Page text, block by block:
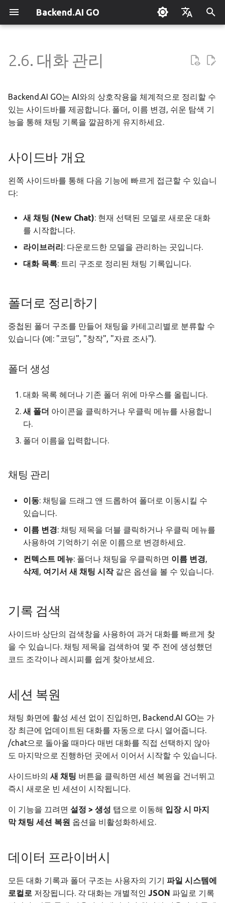
Backend.AI GO
한국어
화
Backend.AI GO 란?
퀵스타트
설치하기
사이드바 개요
폴더로 정리하기
폴더 생성
세션 복원
데이터 프라이버시
개요
도구 & 권한
에이전트 프로필
ACP 서버
개요
Squad 만들기
템플릿
워크스페이스 & 메모리
예산 & 안전
모니터링 & 분석
Hermes 설정
개요
엔진 관리
llama.cpp
vLLM
SGLang
병렬 요청 슬롯
Continuum Router
외부 접속 설정
모델 허브 미러
개요
OpenAI
Anthropic
원격 vLLM
개요
수동 등록
자동 발견
파이프라인 병렬 계획
파이프라인 서빙
실행 가이드
Squad 컨테이너 모드
Cowork 컨테이너 모드
보안 모델
작업 스케줄링
API 레퍼런스
문제 해결
슈퍼바이저 에이전트
엔터프라이즈 배포 정책 서버
배포 모델
고정 엔드포인트 배포
정책 스키마 레퍼런스
클러스터 연동
플러그인 개발 가이드
앱 제어 도구 레퍼런스
헤드리스 모드
Docker 배포
Claude Code 사용하기
로컬 코딩 어시스턴트
기밀 문서 번역
AI로 데이터 분석하기
팀 AI와 멀티노드
오프라인 전용 설정
OpenClaw / NanoClaw 마이
단축키
시스템 트레이
문제 해결
2.6. 대화 관리
Backend.AI GO는 AI와의 상호작용을 체계적으로 정리할 수
있는 사이드바를 제공합니다. 폴더, 이름 변경, 쉬운 탐색 기
능을 통해 채팅 기록을 깔끔하게 유지하세요.
사이드바 개요
왼쪽 사이드바를 통해 다음 기능에 빠르게 접근할 수 있습니
다:
새 채팅 (New Chat): 현재 선택된 모델로 새로운 대화
를 시작합니다.
라이브러리: 다운로드한 모델을 관리하는 곳입니다.
대화 목록: 트리 구조로 정리된 채팅 기록입니다.
폴더로 정리하기
중첩된 폴더 구조를 만들어 채팅을 카테고리별로 분류할 수
있습니다 (예: "코딩", "창작", "자료 조사").
폴더 생성
대화 목록 헤더나 기존 폴더 위에 마우스를 올립니다.
새 폴더 아이콘을 클릭하거나 우클릭 메뉴를 사용합니
다.
폴더 이름을 입력합니다.
채팅 관리
이동: 채팅을 드래그 앤 드롭하여 폴더로 이동시킬 수
있습니다.
이름 변경: 채팅 제목을 더블 클릭하거나 우클릭 메뉴를
사용하여 기억하기 쉬운 이름으로 변경하세요.
컨텍스트 메뉴: 폴더나 채팅을 우클릭하면 이름 변경,
삭제, 여기서 새 채팅 시작같은 옵션을 볼 수 있습니다.
기록 검색
사이드바 상단의 검색창을 사용하여 과거 대화를 빠르게 찾
을 수 있습니다. 채팅 제목을 검색하여 몇 주 전에 생성했던
코드 조각이나 레시피를 쉽게 찾아보세요.
세션 복원
채팅 화면에 활성 세션 없이 진입하면, Backend.AI GO는 가
장 최근에 업데이트된 대화를 자동으로 다시 열어줍니다.
/chat으로 돌아올 때마다 매번 대화를 직접 선택하지 않아
도 마지막으로 진행하던 곳에서 이어서 시작할 수 있습니다.
사이드바의 새 채팅 버튼을 클릭하면 세션 복원을 건너뛰고
즉시 새로운 빈 세션이 시작됩니다.
이 기능을 끄려면 설정 > 생성 탭으로 이동해 입장 시 마지
막 채팅 세션 복원 옵션을 비활성화하세요.
데이터 프라이버시
모든 대화 기록과 폴더 구조는 사용자의 기기 파일 시스템에
로컬로 저장됩니다. 각 대화는 개별적인 JSON 파일로 기록